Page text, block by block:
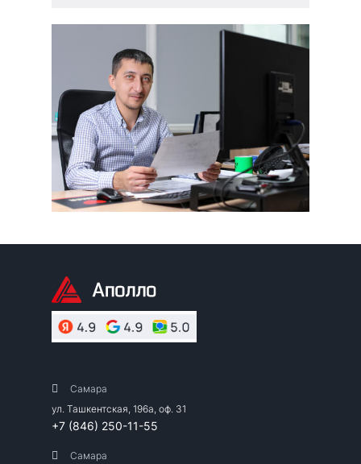
Самара
ул. Ташкентская, 196а, оф. 31
+7 (846) 250-11-55
Самара